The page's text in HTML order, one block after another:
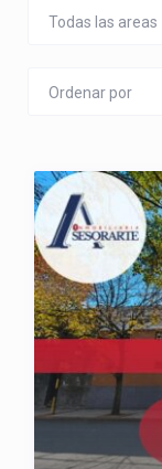
Todas las areas
Ordenar por